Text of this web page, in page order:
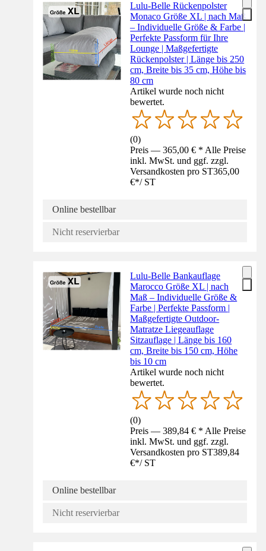
Lulu-Belle Rückenpolster
Monaco Größe XL | nach Maß
– Individuelle Größe & Farbe |
Perfekte Passform für Ihre
Lounge | Maßgefertigte
Rückenpolster | Länge bis 250
cm, Breite bis 35 cm, Höhe bis
80 cm
Artikel wurde noch nicht
bewertet.
(0)
Preis — 365,00 € * Alle Preise
inkl. MwSt. und ggf. zzgl.
Versandkosten pro ST365,00
€*/ ST
Online bestellbar
Nicht reservierbar
Lulu-Belle Bankauflage
Marocco Größe XL | nach
Maß – Individuelle Größe &
Farbe | Perfekte Passform |
Maßgefertigte Outdoor-
Matratze Liegeauflage
Sitzauflage | Länge bis 160
cm, Breite bis 150 cm, Höhe
bis 10 cm
Artikel wurde noch nicht
bewertet.
(0)
Preis — 389,84 € * Alle Preise
inkl. MwSt. und ggf. zzgl.
Versandkosten pro ST389,84
€*/ ST
Online bestellbar
Nicht reservierbar